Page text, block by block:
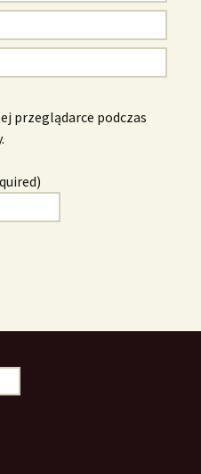
przeglądarce podczas